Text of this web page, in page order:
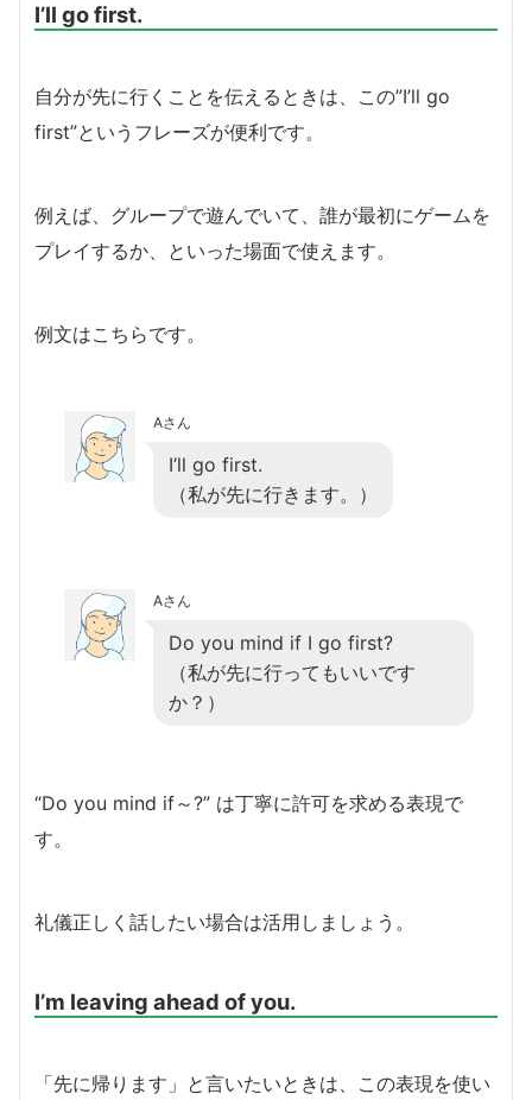
I’ll go first.
自分が先に行くことを伝えるときは、この”I’ll go
first”というフレーズが便利です。
例えば、グループで遊んでいて、誰が最初にゲームを
プレイするか、といった場面で使えます。
例文はこちらです。
Aさん
I’ll go first.
（私が先に行きます。）
Aさん
Do you mind if I go first?
（私が先に行ってもいいです
か？）
“Do you mind if～?” は丁寧に許可を求める表現で
す。
礼儀正しく話したい場合は活用しましょう。
I’m leaving ahead of you.
「先に帰ります」と言いたいときは、この表現を使い